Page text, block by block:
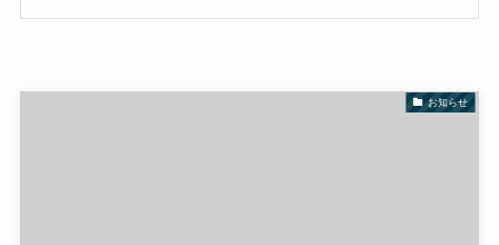
お知らせ